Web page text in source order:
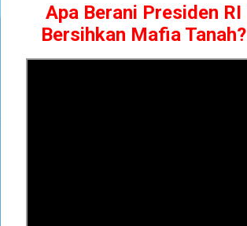
Apa Berani Presiden RI
Bersihkan Mafia Tanah?